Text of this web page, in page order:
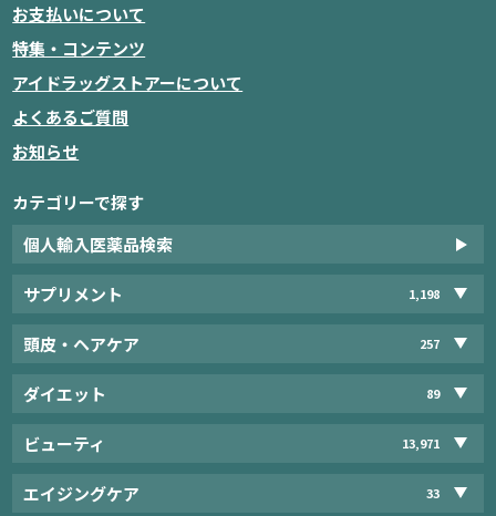
お支払いについて
特集・コンテンツ
アイドラッグストアーについて
よくあるご質問
お知らせ
カテゴリーで探す
個人輸入医薬品検索
サプリメント 1,198
頭皮・ヘアケア 257
ダイエット 89
ビューティ 13,971
エイジングケア 33